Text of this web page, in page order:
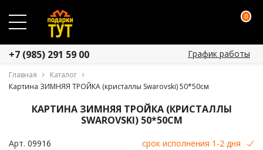
0
+7 (985) 291 59 00 График работы
Главная
Каталог
Картина ЗИМНЯЯ ТРОЙКА (кристаллы Swarovski) 50*50см
КАРТИНА ЗИМНЯЯ ТРОЙКА (КРИСТАЛЛЫ
SWAROVSKI) 50*50СМ
Арт. 09916 срок исполнения 1-2 дня